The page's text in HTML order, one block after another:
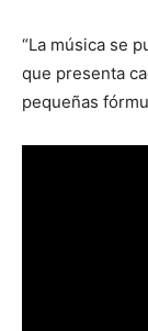
“La música se
que presenta
pequeñas